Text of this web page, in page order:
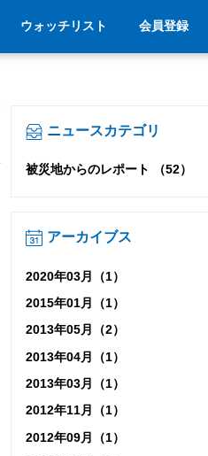
ウォッチリスト 会員登録
ニュースカテゴリ
被災地からのレポート （52）
アーカイブス
2020年03月（1）
2015年01月（1）
2013年05月（2）
2013年04月（1）
2013年03月（1）
2012年11月（1）
2012年09月（1）